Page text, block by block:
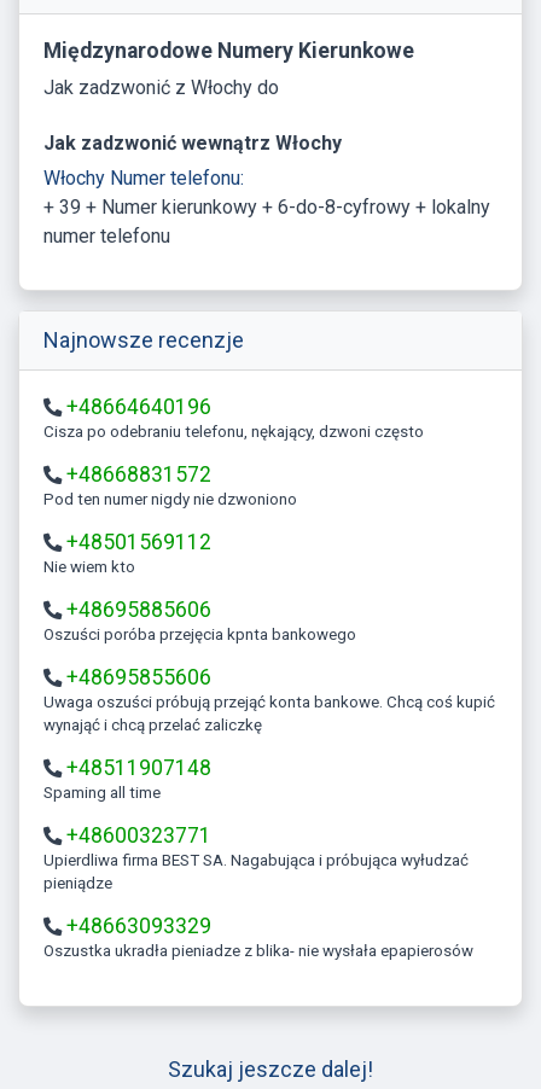
Międzynarodowe Numery Kierunkowe
Jak zadzwonić z Włochy do
Jak zadzwonić wewnątrz Włochy
Włochy Numer telefonu:
+ 39 + Numer kierunkowy + 6-do-8-cyfrowy + lokalny
numer telefonu
Najnowsze recenzje
+48664640196
Cisza po odebraniu telefonu, nękający, dzwoni często
+48668831572
Pod ten numer nigdy nie dzwoniono
+48501569112
Nie wiem kto
+48695885606
Oszuści poróba przejęcia kpnta bankowego
+48695855606
Uwaga oszuści próbują przejąć konta bankowe. Chcą coś kupić
wynająć i chcą przelać zaliczkę
+48511907148
Spaming all time
+48600323771
Upierdliwa firma BEST SA. Nagabująca i próbująca wyłudzać
pieniądze
+48663093329
Oszustka ukradła pieniadze z blika- nie wysłała epapierosów
Szukaj jeszcze dalej!